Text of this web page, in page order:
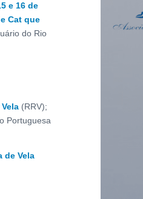
e 16 de
Cat que
do Rio
(RRV);
Portuguesa
de Vela